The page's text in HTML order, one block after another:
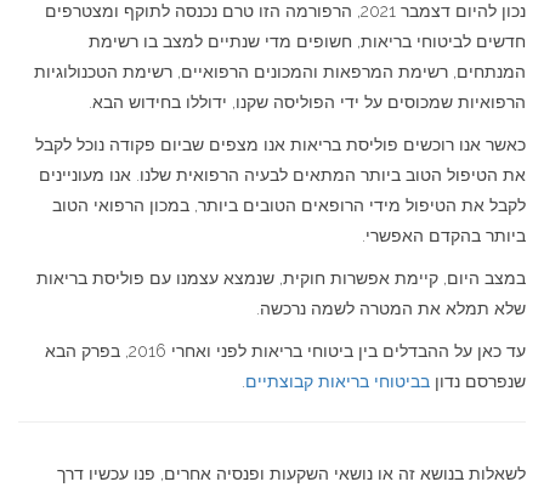
נכון להיום דצמבר 2021, הרפורמה הזו טרם נכנסה לתוקף ומצטרפים
חדשים לביטוחי בריאות, חשופים מדי שנתיים למצב בו רשימת
המנתחים, רשימת המרפאות והמכונים הרפואיים, רשימת הטכנולוגיות
הרפואיות שמכוסים על ידי הפוליסה שקנו, ידוללו בחידוש הבא.
כאשר אנו רוכשים פוליסת בריאות אנו מצפים שביום פקודה נוכל לקבל
את הטיפול הטוב ביותר המתאים לבעיה הרפואית שלנו. אנו מעוניינים
לקבל את הטיפול מידי הרופאים הטובים ביותר, במכון הרפואי הטוב
ביותר בהקדם האפשרי.
במצב היום, קיימת אפשרות חוקית, שנמצא עצמנו עם פוליסת בריאות
שלא תמלא את המטרה לשמה נרכשה.
עד כאן על ההבדלים בין ביטוחי בריאות לפני ואחרי 2016, בפרק הבא
שנפרסם נדון בביטוחי בריאות קבוצתיים
לשאלות בנושא זה או נושאי השקעות ופנסיה אחרים, פנו עכשיו דרך